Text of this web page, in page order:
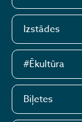
Izstādes
#Ēkultūra
Biļetes